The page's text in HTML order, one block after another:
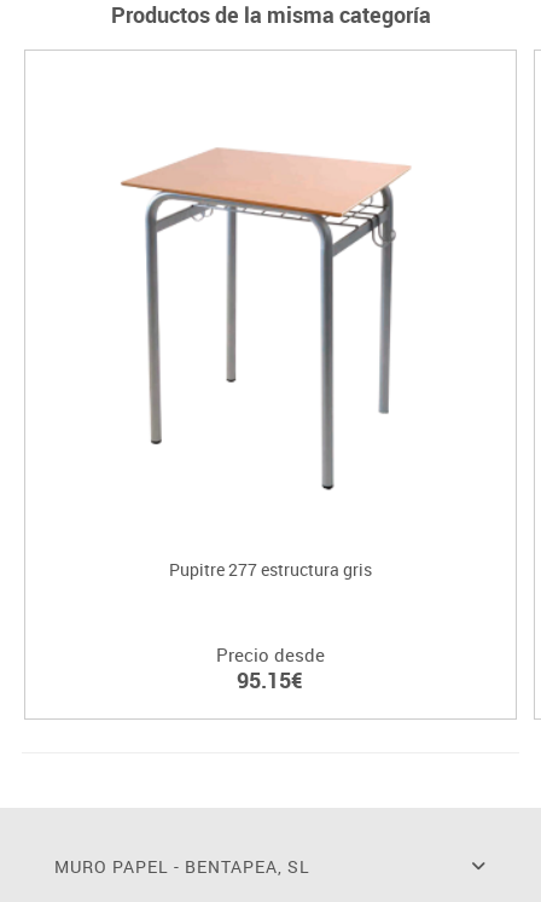
Productos de la misma categoría
Pupitre 277 estructura gris
Precio desde
95.15€
MURO PAPEL - BENTAPEA, SL